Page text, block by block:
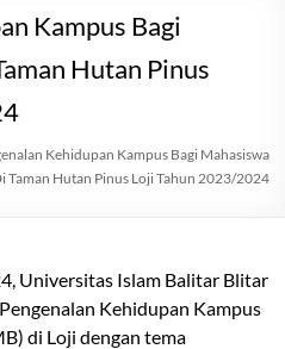
Kampus Bagi
Hutan Pinus
Kehidupan Kampus Bagi Mahasiswa
Taman Hutan Pinus Loji Tahun 2023/2024
Universitas Islam Balitar Blitar
Kehidupan Kampus
di Loji dengan tema